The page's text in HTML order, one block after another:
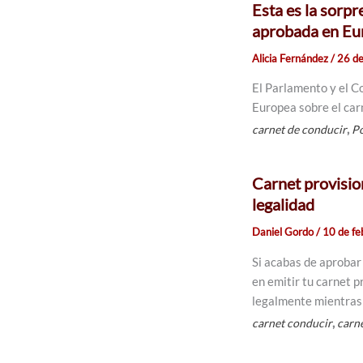
Esta es la
aprobada en
Alicia Fernández/26
El Parlamento y el
Europea sobre el
carnet de conducir,
Carnet
legalidad
Daniel Gordo/10 de
Si acabas de
en emitir tu carnet
legalmente
carnet conducir,